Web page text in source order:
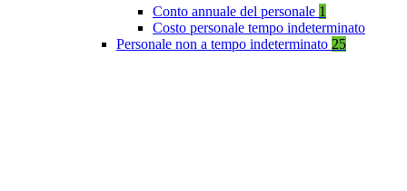
Conto annuale del personale 1
Costo personale tempo indeterminato
Personale non a tempo indeterminato 25